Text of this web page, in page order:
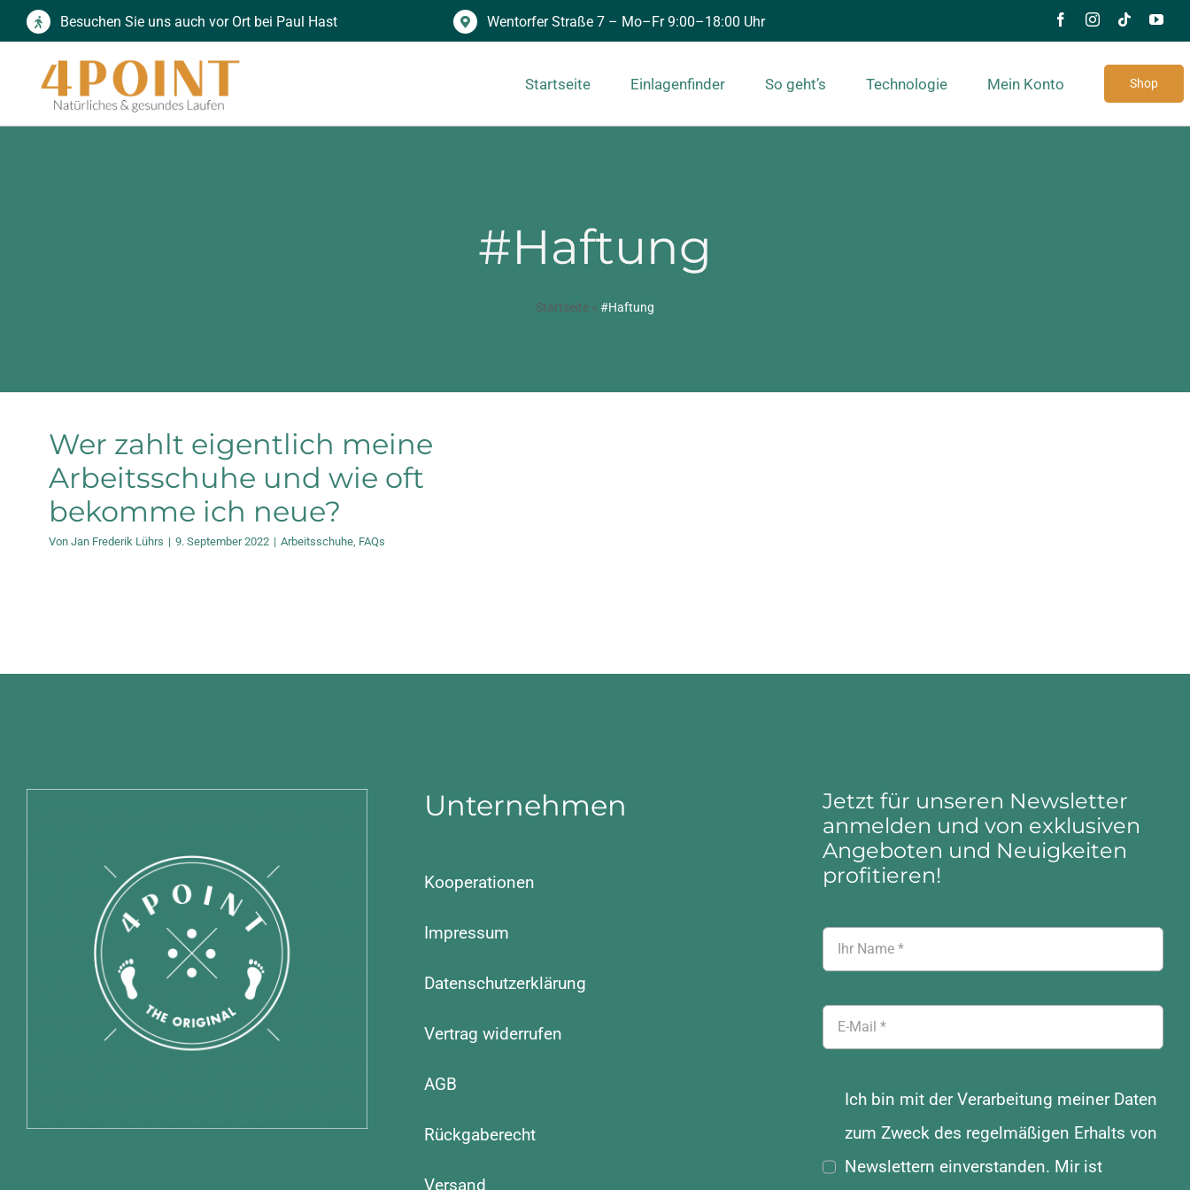
Zum
springen
Besuchen Sie uns auch vor Ort bei Paul Hast Wentorfer Straße 7 – Mo–Fr 9:00–18:00 Uhr
Startseite Einlagenfinder So geht’s Technologie Mein Konto Shop
#Haftung
Startseite » #Haftung
Wer zahlt eigentlich meine
Arbeitsschuhe und wie oft
bekomme ich neue?
Von Jan Frederik Lührs | 9. September 2022 | Arbeitsschuhe FAQs
Unternehmen
Kooperationen
Impressum
Datenschutzerklärung
Vertrag widerrufen
AGB
Rückgaberecht
Versand
Jetzt für unseren Newsletter
anmelden und von exklusiven
Angeboten und Neuigkeiten
profitieren!
Ich bin mit der Verarbeitung meiner Daten
zum Zweck des regelmäßigen Erhalts von
Newslettern einverstanden. Mir ist